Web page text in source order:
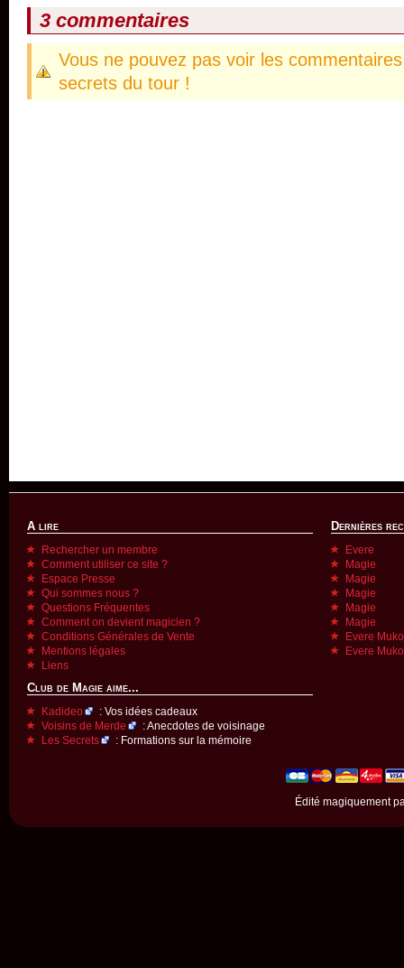
3 commentaires
Vous ne pouvez pas voir les
secrets du tour !
A lire
Rechercher un membre
Comment utiliser ce site ?
Espace Presse
Qui sommes nous ?
Questions Fréquentes
Comment on devient magicien ?
Conditions Générales de Vente
Mentions légales
Liens
Club de Magie aime...
Kadideo
: Vos idées cadeaux
Voisins de Merde
: Anecdotes de voisinage
Les Secrets
: Formations sur la mémoire
Dernières
Evere
Magie
Magie
Magie
Magie
Magie
Evere
Evere
Édité magiquement